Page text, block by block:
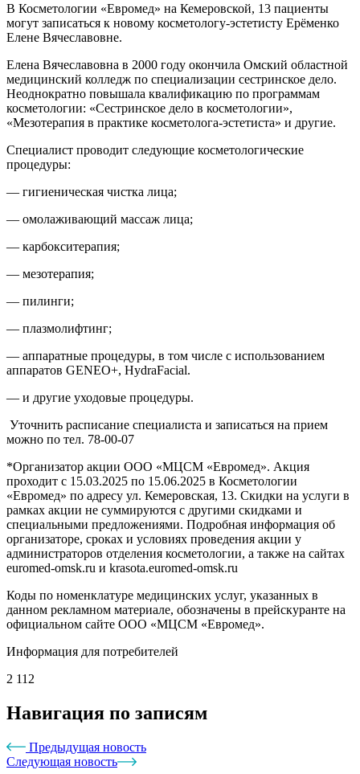
В Косметологии «Евромед» на Кемеровской, 13 пациенты
могут записаться к новому косметологу-эстетисту Ерёменко
Елене Вячеславовне.
Елена Вячеславовна в 2000 году окончила Омский областной
медицинский колледж по специализации сестринское дело.
Неоднократно повышала квалификацию по программам
косметологии: «Сестринское дело в косметологии»,
«Мезотерапия в практике косметолога-эстетиста» и другие.
Специалист проводит следующие косметологические
процедуры:
— гигиеническая чистка лица;
— омолаживающий массаж лица;
— карбокситерапия;
— мезотерапия;
— пилинги;
— плазмолифтинг;
— аппаратные процедуры, в том числе с использованием
аппаратов GENEO+, HydraFacial.
— и другие уходовые процедуры.
Уточнить расписание специалиста и записаться на прием
можно по тел. 78-00-07
*Организатор акции ООО «МЦСМ «Евромед». Акция
проходит с 15.03.2025 по 15.06.2025 в Косметологии
«Евромед» по адресу ул. Кемеровская, 13. Скидки на услуги в
рамках акции не суммируются с другими скидками и
специальными предложениями. Подробная информация об
организаторе, сроках и условиях проведения акции у
администраторов отделения косметологии, а также на сайтах
euromed-omsk.ru и krasota.euromed-omsk.ru
Коды по номенклатуре медицинских услуг, указанных в
данном рекламном материале, обозначены в прейскуранте на
официальном сайте ООО «МЦСМ «Евромед».
Информация для потребителей
2 112
Навигация по записям
Предыдущая новость
Следующая новость